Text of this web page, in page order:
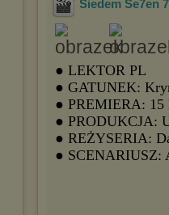
Siedem Se7en
● LEKTOR PL
● GATUNEK:
● PREMIERA: 15
● PRODUKCJA:
● REŻYSERIA:
● SCENARIUSZ: